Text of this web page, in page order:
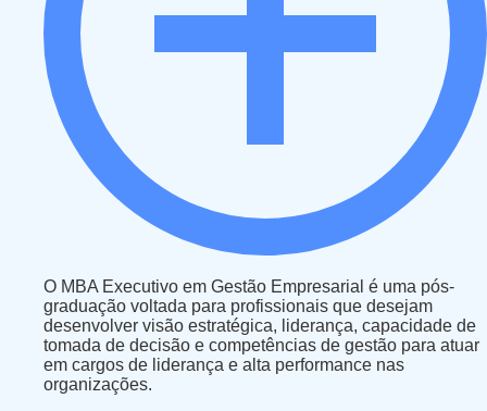
O MBA Executivo em Gestão Empresarial é uma pós-
graduação voltada para profissionais que desejam
desenvolver visão estratégica, liderança, capacidade de
tomada de decisão e competências de gestão para atuar
em cargos de liderança e alta performance nas
organizações.